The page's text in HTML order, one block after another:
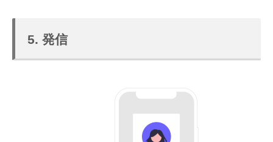
5. 発信